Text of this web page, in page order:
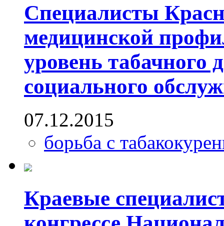
Специалисты
медицинской
уровень табачного
социального
07.12.2015
борьба с
Краевые